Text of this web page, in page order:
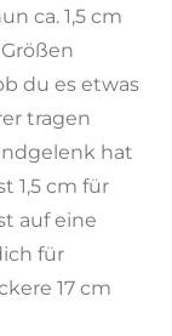
ca. 1,5 cm
du es etwas
tragen
hat
1,5 cm für
auf eine
für
17 cm